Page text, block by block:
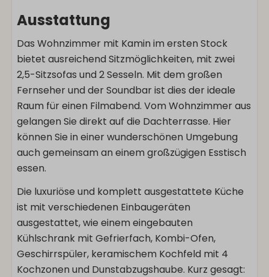
Ausstattung
Das Wohnzimmer mit Kamin im ersten Stock
bietet ausreichend Sitzmöglichkeiten, mit zwei
2,5-Sitzsofas und 2 Sesseln. Mit dem großen
Fernseher und der Soundbar ist dies der ideale
Raum für einen Filmabend. Vom Wohnzimmer aus
gelangen Sie direkt auf die Dachterrasse. Hier
können Sie in einer wunderschönen Umgebung
auch gemeinsam an einem großzügigen Esstisch
essen.
Die luxuriöse und komplett ausgestattete Küche
ist mit verschiedenen Einbaugeräten
ausgestattet, wie einem eingebauten
Kühlschrank mit Gefrierfach, Kombi-Ofen,
Geschirrspüler, keramischem Kochfeld mit 4
Kochzonen und Dunstabzugshaube. Kurz gesagt: